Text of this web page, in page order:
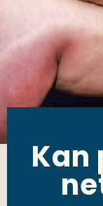
Kan